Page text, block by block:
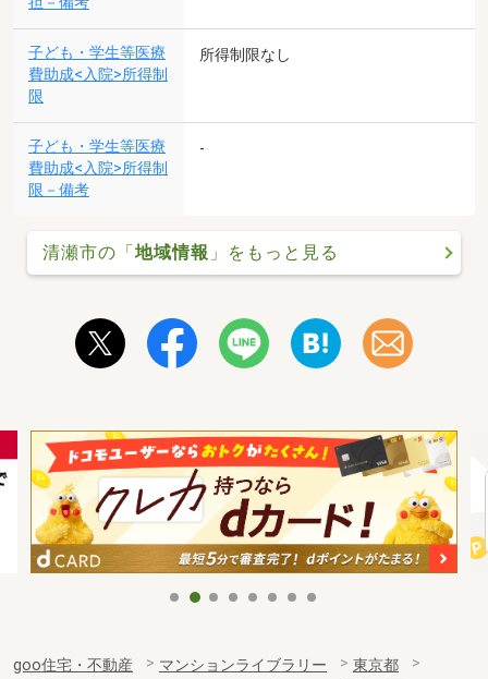
子ども・学生等医療
費助成<入院>所得制
限
所得制限なし
子ども・学生等医療
費助成<入院>所得制
限－備考
-
清瀬市の「地域情報 」をもっと見る
goo住宅・不動産 マンションライブラリー
東京都